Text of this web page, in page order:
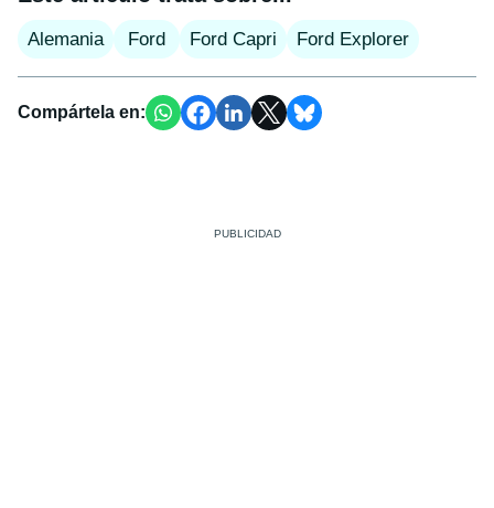
Alemania Ford Ford Capri Ford Explorer
Compártela en: